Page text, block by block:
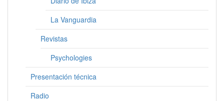
La Vanguardia
Revistas
Psychologies
Presentación técnica
Radio